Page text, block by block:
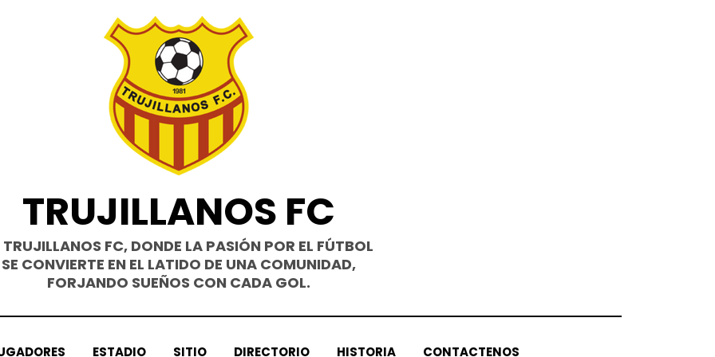
TRUJILLANOS FC
TRUJILLANOS FC, DONDE LA PASIÓN POR EL FÚTBOL
SE CONVIERTE EN EL LATIDO DE UNA COMUNIDAD,
FORJANDO SUEÑOS CON CADA GOL.
ESTADIO SITIO DIRECTORIO HISTORIA CONTACTENOS